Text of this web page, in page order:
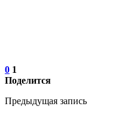
0 1
Поделится
Предыдущая запись